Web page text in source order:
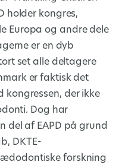
holder kongres,
Europa og andre dele
er en dyb
set alle deltagere
er faktisk det
kongressen, der ikke
Dog har
del af EAPD på grund
DKTE-
forskning